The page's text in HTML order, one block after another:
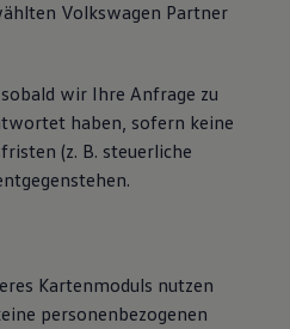
Volkswagen Partner
wir Ihre Anfrage zu
haben, sofern keine
(z. B. steuerliche
Kartenmoduls nutzen
personenbezogenen